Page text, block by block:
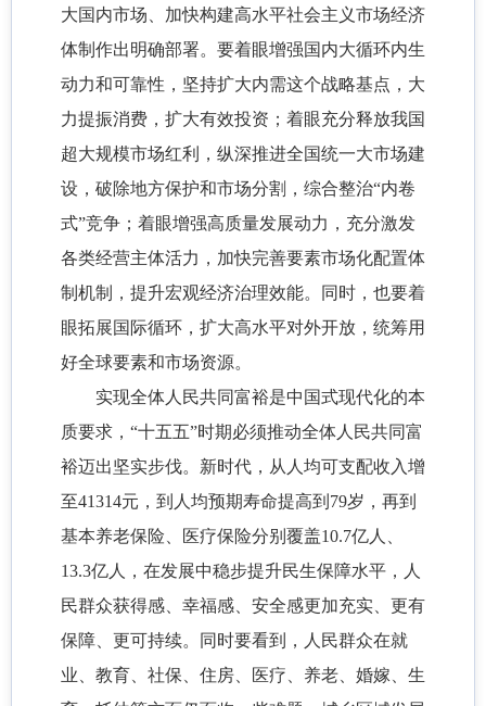
大国内市场、加快构建高水平社会主义市场经济
体制作出明确部署。要着眼增强国内大循环内生
动力和可靠性，坚持扩大内需这个战略基点，大
力提振消费，扩大有效投资；着眼充分释放我国
超大规模市场红利，纵深推进全国统一大市场建
设，破除地方保护和市场分割，综合整治“内卷
式”竞争；着眼增强高质量发展动力，充分激发
各类经营主体活力，加快完善要素市场化配置体
制机制，提升宏观经济治理效能。同时，也要着
眼拓展国际循环，扩大高水平对外开放，统筹用
好全球要素和市场资源。
实现全体人民共同富裕是中国式现代化的本
质要求，“十五五”时期必须推动全体人民共同富
裕迈出坚实步伐。新时代，从人均可支配收入增
至41314元，到人均预期寿命提高到79岁，再到
基本养老保险、医疗保险分别覆盖10.7亿人、
13.3亿人，在发展中稳步提升民生保障水平，人
民群众获得感、幸福感、安全感更加充实、更有
保障、更可持续。同时要看到，人民群众在就
业、教育、社保、住房、医疗、养老、婚嫁、生